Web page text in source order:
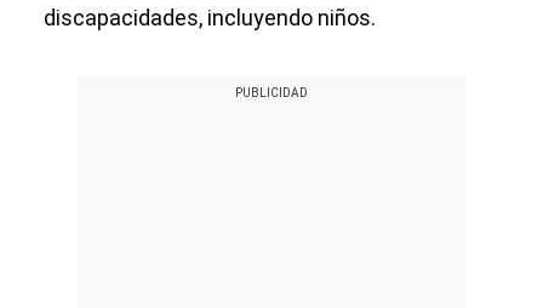
discapacidades, incluyendo niños.